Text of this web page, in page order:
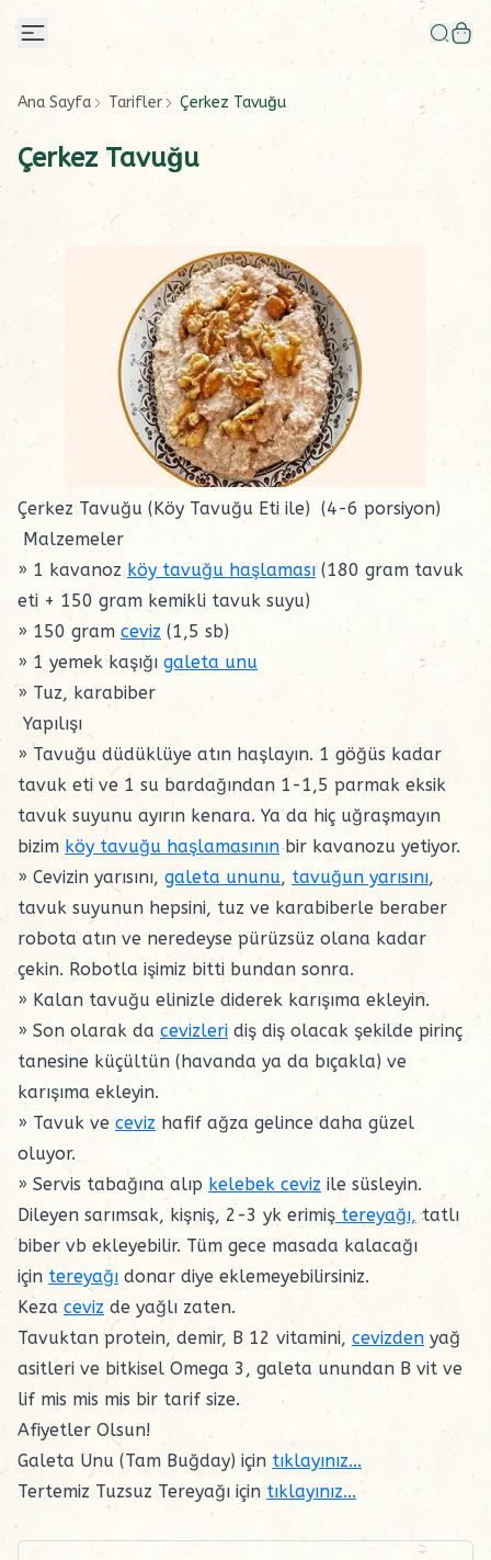
Ana Sayfa Tarifler Çerkez Tavuğu
Çerkez Tavuğu
Çerkez Tavuğu (Köy Tavuğu Eti ile) (4-6 porsiyon)
Malzemeler
» 1 kavanoz köy tavuğu haşlaması (180 gram tavuk
eti + 150 gram kemikli tavuk suyu)
» 150 gram ceviz (1,5 sb)
» 1 yemek kaşığı galeta unu
» Tuz, karabiber
Yapılışı
» Tavuğu düdüklüye atın haşlayın. 1 göğüs kadar
tavuk eti ve 1 su bardağından 1-1,5 parmak eksik
tavuk suyunu ayırın kenara. Ya da hiç uğraşmayın
bizim köy tavuğu haşlamasınınbir kavanozu yetiyor.
» Cevizin yarısını, galeta ununu, tavuğun yarısını,
tavuk suyunun hepsini, tuz ve karabiberle beraber
robota atın ve neredeyse pürüzsüz olana kadar
çekin. Robotla işimiz bitti bundan sonra.
» Kalan tavuğu elinizle diderek karışıma ekleyin.
» Son olarak da cevizleri diş diş olacak şekilde pirinç
tanesine küçültün (havanda ya da bıçakla) ve
karışıma ekleyin.
» Tavuk veceviz hafif ağza gelince daha güzel
oluyor.
» Servis tabağına alıp kelebek ceviz ile süsleyin.
Dileyen sarımsak, kişniş, 2-3 yk erimiş tereyağı, tatlı
biber vb ekleyebilir. Tüm gece masada kalacağı
için tereyağı donar diye eklemeyebilirsiniz.
Keza ceviz de yağlı zaten.
Tavuktan protein, demir, B 12 vitamini, cevizden yağ
asitleri ve bitkisel Omega 3, galeta unundan B vit ve
lif mis mis mis bir tarif size.
Afiyetler Olsun!
Galeta Unu (Tam Buğday) için tıklayınız...
Tertemiz Tuzsuz Tereyağı için tıklayınız...